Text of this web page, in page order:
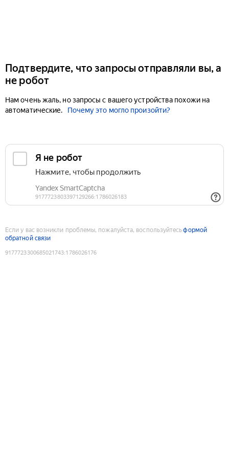
Подтвердите, что запросы отправляли вы, а
не робот
Нам очень жаль, но запросы с вашего устройства похожи на
автоматические.
Почему это могло произойти?
Если у вас возникли проблемы, пожалуйста, воспользуйтесьформой
обратной связи
9177723300685021743:1786026176